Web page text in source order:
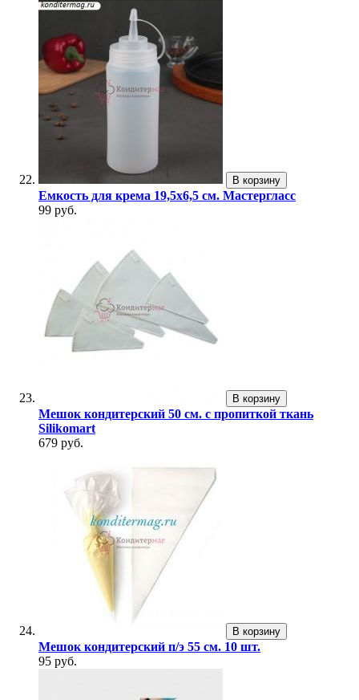
В корзину
Емкость для крема 19,5х6,5 см. Мастергласс
99 руб.
В корзину
Мешок кондитерский 50 см. с пропиткой ткань
Silikomart
679 руб.
В корзину
Мешок кондитерский п/э 55 см. 10 шт.
95 руб.